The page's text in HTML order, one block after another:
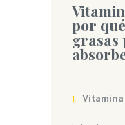
por
grasas
Vitamina